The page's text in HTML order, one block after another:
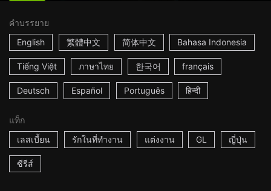
คำบรรยาย
English
繁體中文 简体中文 Bahasa Indonesia
Tiếng Việt ภาษาไทย 한국어 français
Deutsch Español Português हिन्दी
แท็ก
เลสเบี้ยน
รักในที่ทำงาน แต่งงาน GL ญี่ปุ่น
ซีรีส์